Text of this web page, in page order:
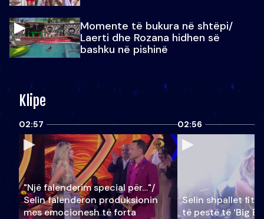
Momente të bukura në shtëpi/
Laerti dhe Rozana hidhen së
bashku në pishinë
Klipe
02:57
"Një falenderim special për…"/
Selin falënderon produksionin
mes emocionesh të forta
02:56
Selin shpallet
të pestë të ‘Big